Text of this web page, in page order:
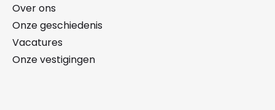
Over ons
Onze geschiedenis
Vacatures
Onze vestigingen